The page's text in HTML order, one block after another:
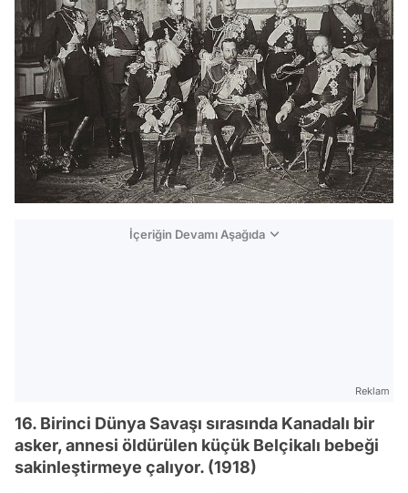
İçeriğin Devamı Aşağıda
Reklam
16. Birinci Dünya Savaşı sırasında Kanadalı bir
asker, annesi öldürülen küçük Belçikalı bebeği
sakinleştirmeye çalıyor. (1918)